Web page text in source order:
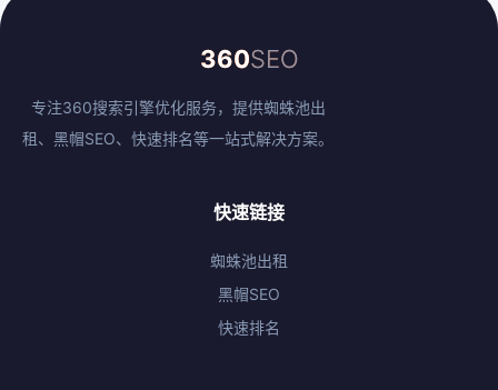
360SEO
专注360搜索引擎优化服务，提供蜘蛛池出
租、黑帽SEO、快速排名等一站式解决方案。
快速链接
蜘蛛池出租
黑帽SEO
快速排名